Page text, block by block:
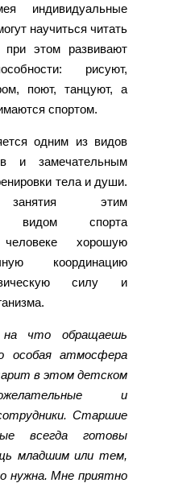
индивидуальные
научиться читать
этом развивают
рисуют,
поют, танцуют, а
спортом.
одним из видов
и замечательным
тела и души.
занятия этим
видом спорта
хорошую
координацию
силу и
на что обращаешь
особая атмосфера
в этом детском
и
Старшие
всегда готовы
младшим или тем,
нужна. Мне приятно